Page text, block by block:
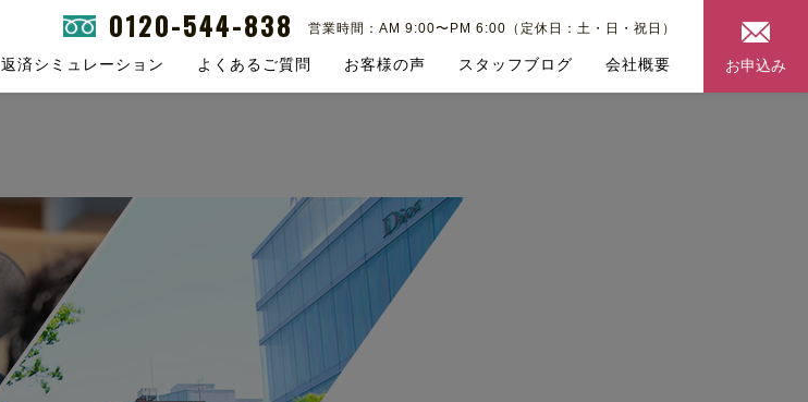
0120-544-838 営業時間：AM 9:00〜PM 6:00（定休日：土・日・祝日）
返済シミュレーション よくあるご質問 お客様の声 スタッフブログ 会社概要 お申込み